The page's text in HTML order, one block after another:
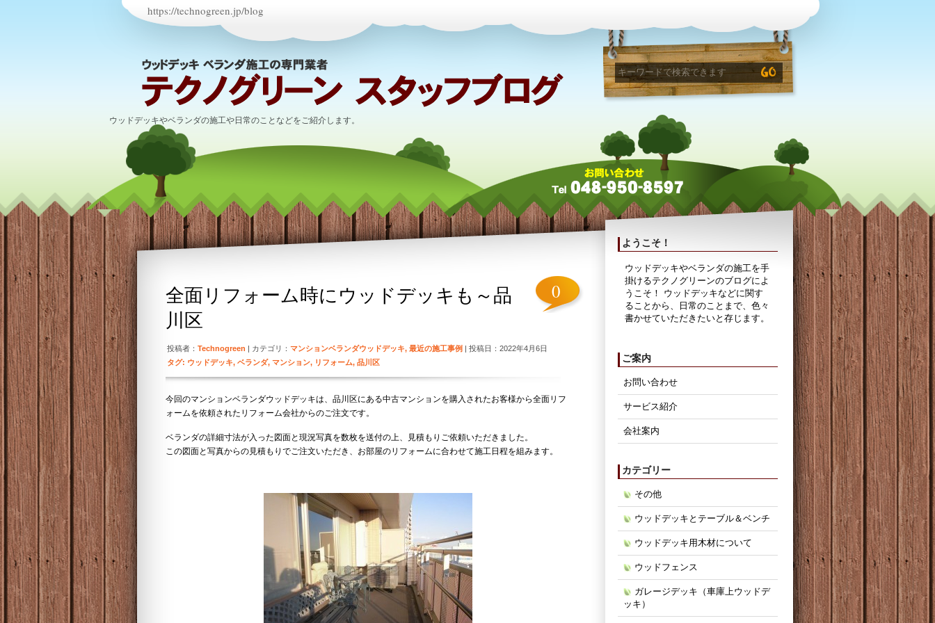
https://technogreen.jp/blog
ウッドデッキやベランダの施工や日常のことなどをご紹介します。
全面リフォーム時にウッドデッキも～品
川区
0
投稿者： Technogreen | カテゴリ： マンションベランダウッドデッキ, 最近の施工事例 | 投稿日：2022年4月6日
タグ: ウッドデッキ, ベランダ, マンション, リフォーム, 品川区
今回のマンションベランダウッドデッキは、品川区にある中古マンションを購入されたお客様から全面リフ
ォームを依頼されたリフォーム会社からのご注文です。
ベランダの詳細寸法が入った図面と現況写真を数枚を送付の上、見積もりご依頼いただきました。
この図面と写真からの見積もりでご注文いただき、お部屋のリフォームに合わせて施工日程を組みます。
ようこそ！
ウッドデッキやベランダの施工を手
掛けるテクノグリーンのブログによ
うこそ！ ウッドデッキなどに関す
ることから、日常のことまで、色々
書かせていただきたいと存じます。
ご案内
お問い合わせ
サービス紹介
会社案内
カテゴリー
その他
ウッドデッキとテーブル＆ベンチ
ウッドデッキ用木材について
ウッドフェンス
ガレージデッキ（車庫上ウッドデ
ッキ）